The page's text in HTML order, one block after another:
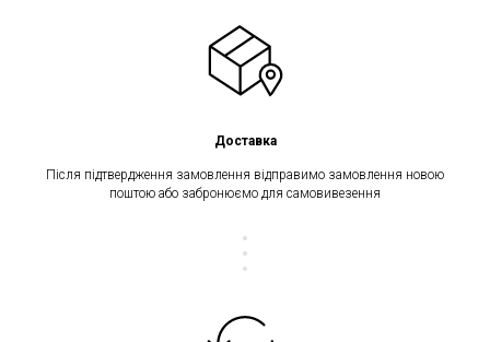
Доставка
Після підтвердження замовлення відправимо замовлення новою
поштою або забронюємо для самовивезення